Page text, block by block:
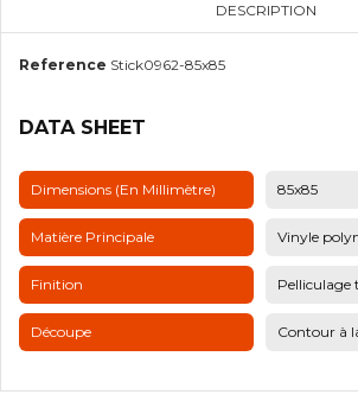
DESCRIPTION
Reference Stick0962-85x85
DATA SHEET
Dimensions (en Millimètre) 85x85
Matière Principale Vinyle
Finition Pelliculage
Découpe Contour à